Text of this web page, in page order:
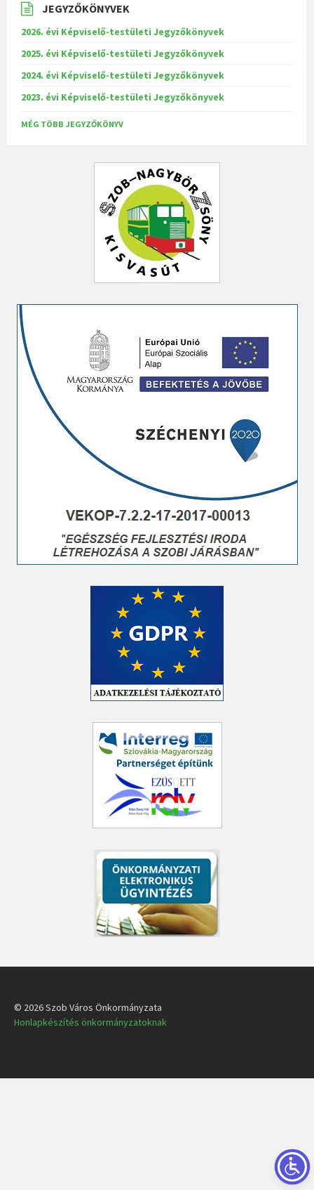
JEGYZŐKÖNYVEK
2026. évi Képviselő-testületi Jegyzőkönyvek
2025. évi Képviselő-testületi Jegyzőkönyvek
2024. évi Képviselő-testületi Jegyzőkönyvek
2023. évi Képviselő-testületi Jegyzőkönyvek
MÉG TÖBB JEGYZŐKÖNYV
© 2026 Szob Város Önkormányzata
Honlapkészítés önkormányzatoknak